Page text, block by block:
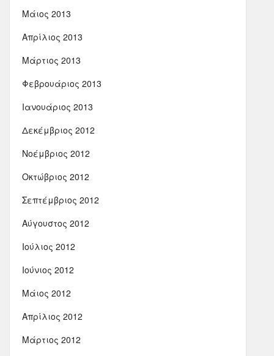
Μάιος 2013
Απρίλιος 2013
Μάρτιος 2013
Φεβρουάριος 2013
Ιανουάριος 2013
Δεκέμβριος 2012
Νοέμβριος 2012
Οκτώβριος 2012
Σεπτέμβριος 2012
Αύγουστος 2012
Ιούλιος 2012
Ιούνιος 2012
Μάιος 2012
Απρίλιος 2012
Μάρτιος 2012